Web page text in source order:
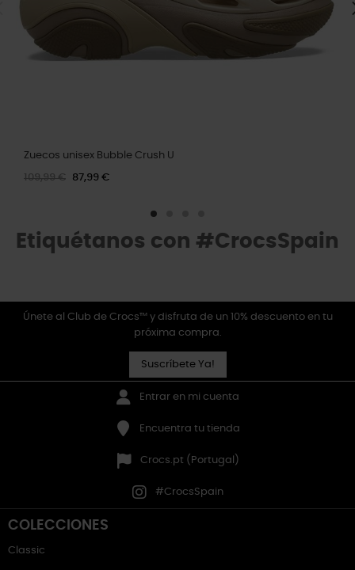
Zuecos unisex Bubble Crush U
109,99 € 87,99 €
Etiquétanos con #CrocsSpain
Únete al Club de Crocs™ y disfruta de un 10% descuento en tu
próxima compra.
Suscríbete Ya!
Entrar en mi cuenta
Encuentra tu tienda
Crocs.pt (Portugal)
#CrocsSpain
COLECCIONES
Classic